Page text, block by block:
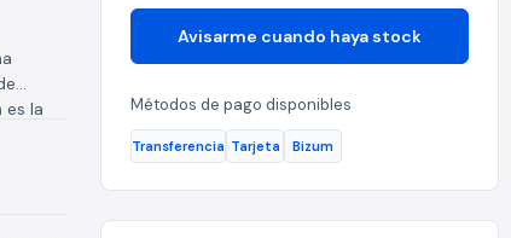
es la
Avisarme cuando haya stock
Métodos de pago disponibles
Transferencia Tarjeta Bizum